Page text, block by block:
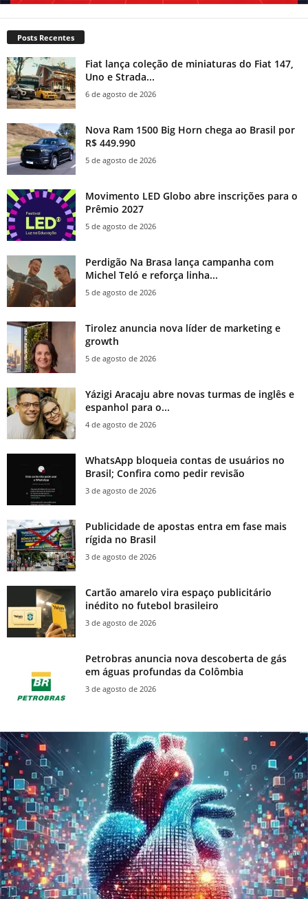
Posts Recentes
Fiat lança coleção de miniaturas do Fiat 147,
Uno e Strada...
6 de agosto de 2026
Nova Ram 1500 Big Horn chega ao Brasil por
R$ 449.990
5 de agosto de 2026
Movimento LED Globo abre inscrições para o
Prêmio 2027
5 de agosto de 2026
Perdigão Na Brasa lança campanha com
Michel Teló e reforça linha...
5 de agosto de 2026
Tirolez anuncia nova líder de marketing e
growth
5 de agosto de 2026
Yázigi Aracaju abre novas turmas de inglês e
espanhol para o...
4 de agosto de 2026
WhatsApp bloqueia contas de usuários no
Brasil; Confira como pedir revisão
3 de agosto de 2026
Publicidade de apostas entra em fase mais
rígida no Brasil
3 de agosto de 2026
Cartão amarelo vira espaço publicitário
inédito no futebol brasileiro
3 de agosto de 2026
Petrobras anuncia nova descoberta de gás
em águas profundas da Colômbia
3 de agosto de 2026